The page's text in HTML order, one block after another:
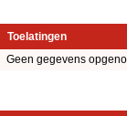
Toelatingen
Geen gegevens